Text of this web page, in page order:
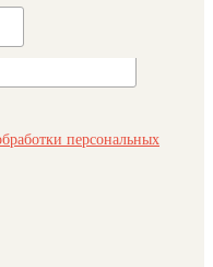
персональных